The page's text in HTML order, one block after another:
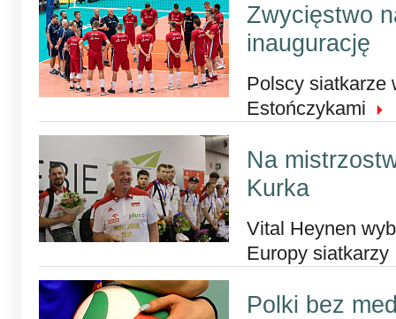
Zwycięstwo
inaugurację
Polscy siatkarze
Estończykami
Na
Kurka
Vital Heynen
Europy siatkarzy
Polki bez